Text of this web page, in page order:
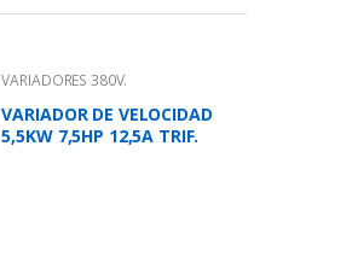
VARIADORES 380V.
VARIADOR DE VELOCIDAD
5,5KW 7,5HP 12,5A TRIF.